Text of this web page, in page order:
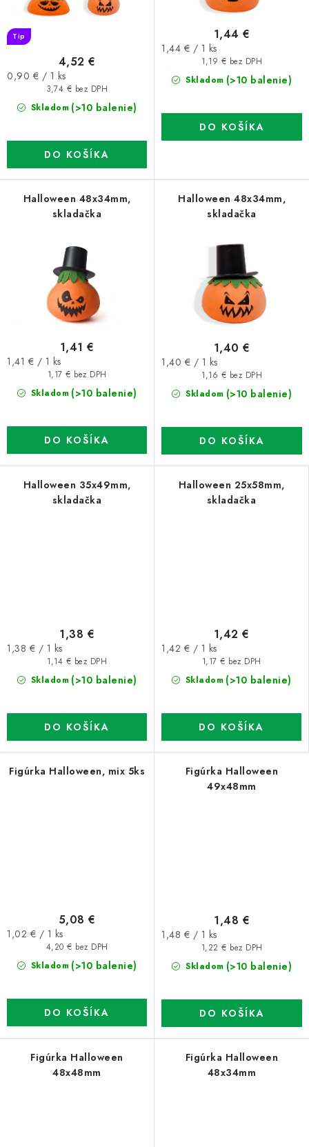
o
v
k
t
v
Tip
Skladom (>10 balenie)
3,74 € bez DPH
4,52 €
Jednotková
0,90 € / 1 ks
DO KOŠÍKA
Skladom (>10 balenie)
1,19 € bez DPH
1,44 €
Jednotková
1,44 € / 1 ks
DO KOŠÍKA
Halloween 48x34mm,
skladačka
Skladom (>10 balenie)
1,17 € bez DPH
1,41 €
Jednotková
1,41 € / 1 ks
DO KOŠÍKA
Halloween 48x34mm,
skladačka
Skladom (>10 balenie)
1,16 € bez DPH
1,40 €
Jednotková
1,40 € / 1 ks
DO KOŠÍKA
Halloween 35x49mm,
skladačka
Skladom (>10 balenie)
1,14 € bez DPH
1,38 €
Jednotková
1,38 € / 1 ks
DO KOŠÍKA
Halloween 25x58mm,
skladačka
Skladom (>10 balenie)
1,17 € bez DPH
1,42 €
Jednotková
1,42 € / 1 ks
DO KOŠÍKA
Figúrka Halloween, mix 5ks
Skladom (>10 balenie)
4,20 € bez DPH
5,08 €
Jednotková
1,02 € / 1 ks
DO KOŠÍKA
Figúrka Halloween
49x48mm
Skladom (>10 balenie)
1,22 € bez DPH
1,48 €
Jednotková
1,48 € / 1 ks
DO KOŠÍKA
Figúrka Halloween
48x48mm
Figúrka Halloween
48x34mm